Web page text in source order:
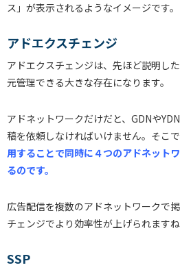
ス」が表示されるようなイメージです。
アドエクスチェンジ
アドエクスチェンジは、先ほど説明し
元管理できる大きな存在になります。
アドネットワークだけだと、GDNや
稿を依頼しなければいけません。そこで
用することで同時に４つのアドネット
るのです。
広告配信を複数のアドネットワークで
チェンジでより効率性が上げられますね
SSP